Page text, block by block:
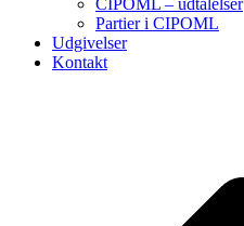
CIPOML – udtalelser
Partier i CIPOML
Udgivelser
Kontakt